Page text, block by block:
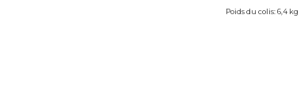
Poids du colis: 6,4 kg